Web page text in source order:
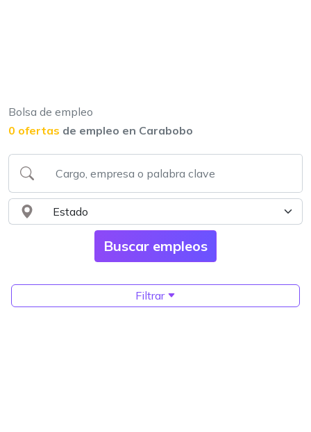
Bolsa de empleo
0 ofertas de empleo en Carabobo
Filtrar